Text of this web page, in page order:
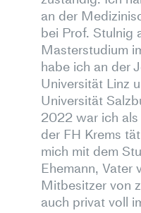
an der
bei Prof. Stulnig
Masterstudium
habe ich an der
Universität Linz
Universität
2022 war ich als
der FH Krems
mich mit dem
Ehemann, Vater
Mitbesitzer von
auch privat voll